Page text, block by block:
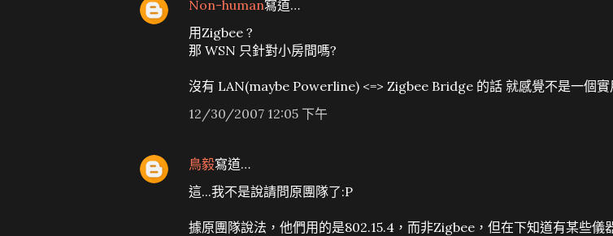
Non-human寫道…
用Zigbee ?
那 WSN 只針對小房間嗎?
沒有 LAN(maybe Powerline) <=> Zigbee Bridge 的話 就感覺不是一個實
12/30/2007 12:05 下午
鳥毅寫道…
這...我不是說請問原團隊了:P
據原團隊說法，他們用的是802.15.4，而非Zigbee，但在下知道有某些儀